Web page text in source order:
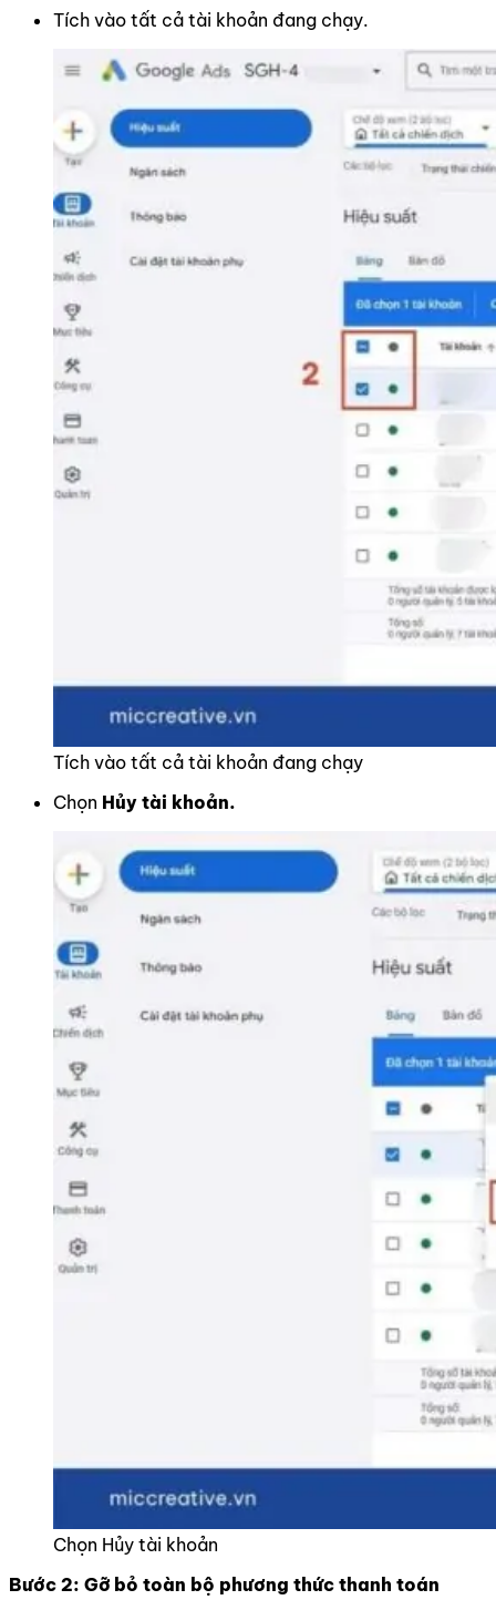
Tích vào tất cả tài khoản đang chạy.
Tích vào tất cả tài khoản đang chạy
Chọn Hủy tài khoản.
Chọn Hủy tài khoản
Bước 2: Gỡ bỏ toàn bộ phương thức thanh toán